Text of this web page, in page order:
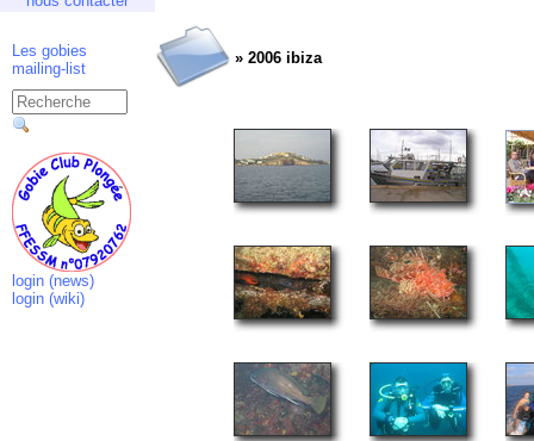
Les gobies
mailing-list
login (news)
login (wiki)
» 2006 ibiza